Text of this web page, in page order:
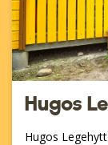
Hugos
Hugos